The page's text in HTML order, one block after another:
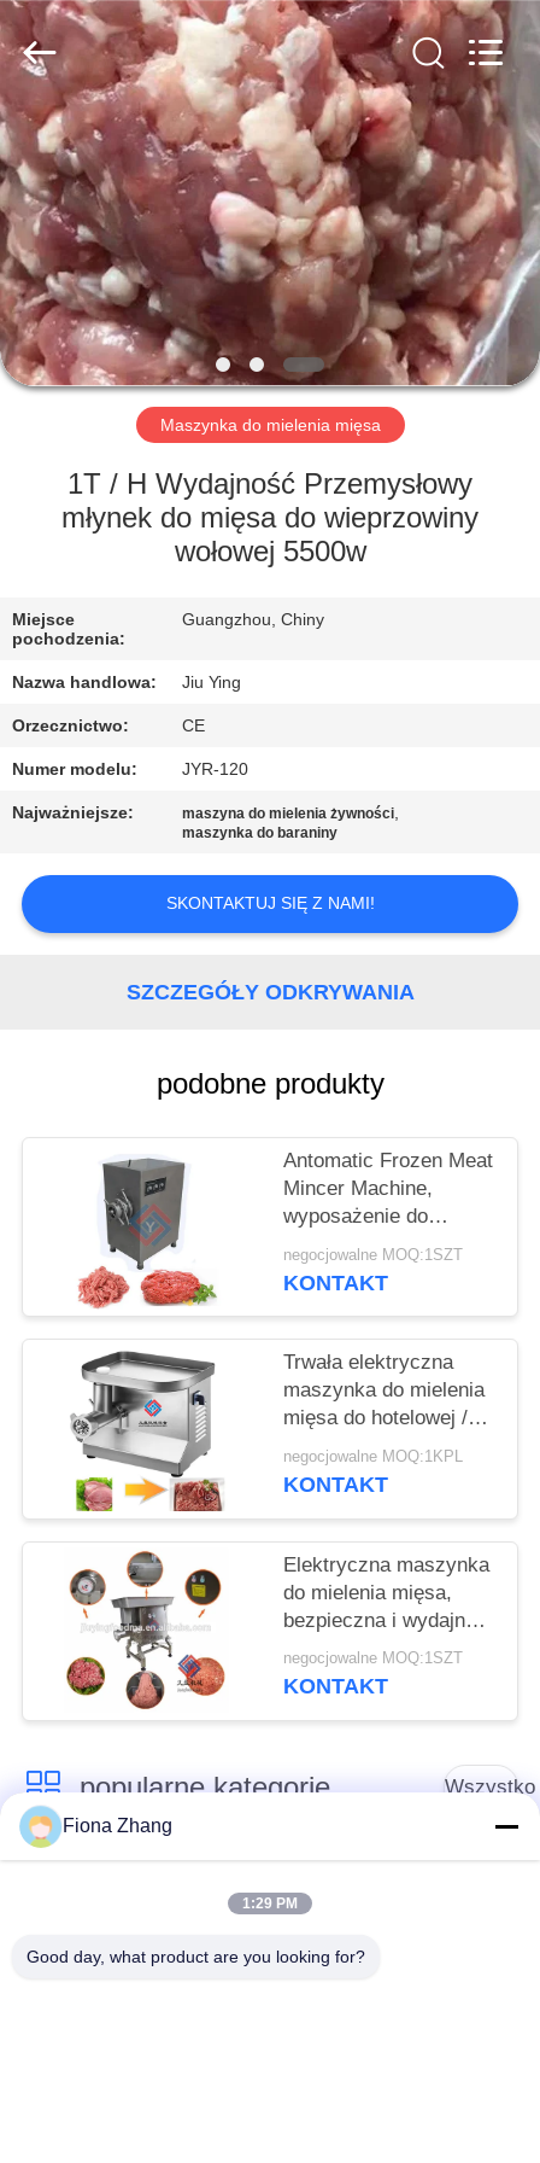
DO
DOMU
PRODUKTY
POKAZ
VR
NAS
WYCIECZKA
FABRYCE
SKONTAKTUJ
NAMI
POPROŚ
WYCENĘ
SITEMAP
POLITYKA
PRYWATNOŚCI
Guangzhou
Jiuying
Machinery
Co.,Ltd.
Rights
Reserved.
Maszynka do mielenia mięsa
1T / H Wydajność Przemysłowy
młynek do mięsa do wieprzowiny
wołowej 5500w
Miejsce
pochodzenia:
Guangzhou, Chiny
Nazwa handlowa: Jiu Ying
Orzecznictwo: CE
Numer modelu: JYR-120
Najważniejsze: maszyna do mielenia żywności,
maszynka do baraniny
SKONTAKTUJ SIĘ Z NAMI!
SZCZEGÓŁY ODKRYWANIA
podobne produkty
Antomatic Frozen Meat
Mincer Machine,
wyposażenie do
szlifowania kości
mięsnych
negocjowalne MOQ:1SZT
KONTAKT
Trwała elektryczna
maszynka do mielenia
mięsa do hotelowej /
maszynki do mielenia
wieprzowiny
negocjowalne MOQ:1KPL
KONTAKT
Elektryczna maszynka
do mielenia mięsa,
bezpieczna i wydajna
maszyna do mielenia
mięsa
negocjowalne MOQ:1SZT
KONTAKT
popularne kategorie Wszystko
Sprzęt do
przetwarzania
Fiona Zhang
1:29 PM
Good day, what product are you looking for?